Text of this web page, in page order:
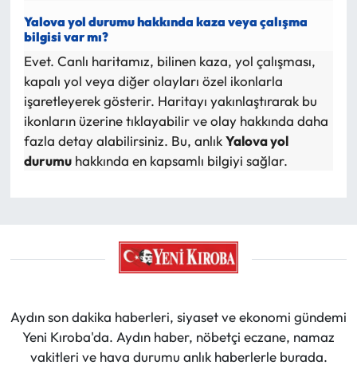
Yalova yol durumu hakkında kaza veya çalışma
bilgisi var mı?
Evet. Canlı haritamız, bilinen kaza, yol çalışması,
kapalı yol veya diğer olayları özel ikonlarla
işaretleyerek gösterir. Haritayı yakınlaştırarak bu
ikonların üzerine tıklayabilir ve olay hakkında daha
fazla detay alabilirsiniz. Bu, anlıkYalova yol
durumuhakkında en kapsamlı bilgiyi sağlar.
Aydın son dakika haberleri, siyaset ve ekonomi gündemi
Yeni Kıroba'da. Aydın haber, nöbetçi eczane, namaz
vakitleri ve hava durumu anlık haberlerle burada.